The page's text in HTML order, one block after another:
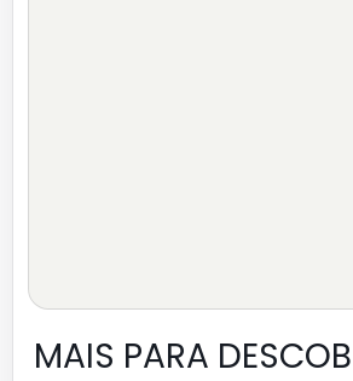
MAIS PARA